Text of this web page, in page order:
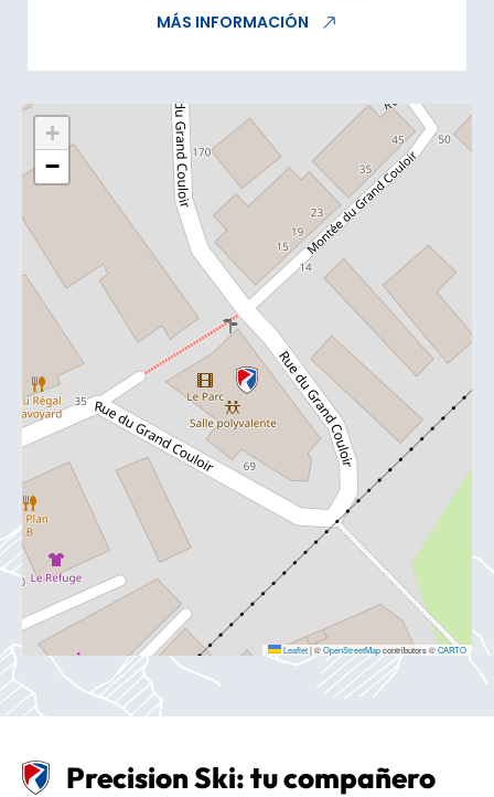
MÁS INFORMACIÓN
+
−
Leaflet|©OpenStreetMapcontributors ©CARTO
Precision Ski: tu compañero